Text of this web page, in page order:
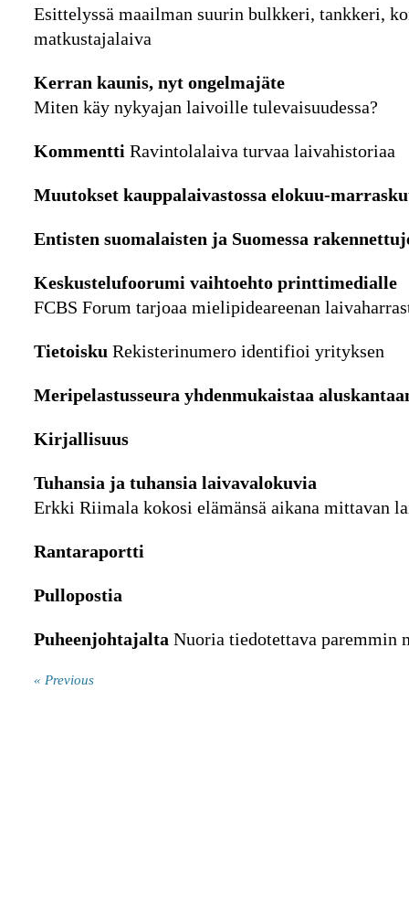
Esittelyssä maailman suurin bulkkeri, tankkeri,
matkustajalaiva
Kerran kaunis, nyt ongelmajäte
Miten käy nykyajan laivoille tulevaisuudessa?
Kommentti Ravintolalaiva turvaa laivahistoriaa
Muutokset kauppalaivastossa elokuu-
Entisten suomalaisten ja Suomessa
Keskustelufoorumi vaihtoehto printtimedialle
FCBS Forum tarjoaa mielipideareenan
Tietoisku Rekisterinumero identifioi yrityksen
Meripelastusseura yhdenmukaistaa
Kirjallisuus
Tuhansia ja tuhansia laivavalokuvia
Erkki Riimala kokosi elämänsä aikana mittavan
Rantaraportti
Pullopostia
Puheenjohtajalta Nuoria tiedotettava paremmin
« Previous